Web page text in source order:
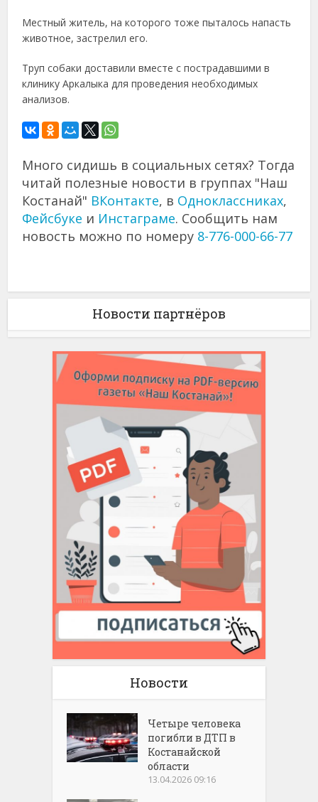
Местный житель, на которого тоже пыталось напасть
животное, застрелил его.
Труп собаки доставили вместе с пострадавшими в
клинику Аркалыка для проведения необходимых
анализов.
Много сидишь в социальных сетях? Тогда
читай полезные новости в группах "Наш
Костанай" ВКонтакте, в Одноклассниках,
Фейсбуке и Инстаграме. Сообщить нам
новость можно по номеру 8-776-000-66-77
Новости партнёров
Новости
Четыре человека
погибли в ДТП в
Костанайской
области
13.04.2026 09:16